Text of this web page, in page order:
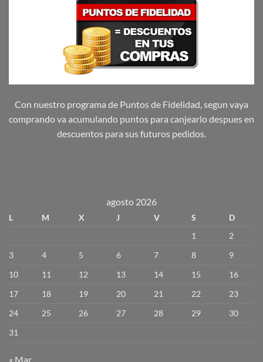
Con nuestro programa de Puntos de Fidelidad, segun vaya
comprando va acumulando puntos para canjearlo despues en
descuentos para sus futuros pedidos.
agosto 2026
L M X J V S
D
1
2
3
4 5 6 7 8
9
10
11 12 13 14 15
16
17
18 19 20 21 22
23
24
25 26 27 28 29
30
31
« Mar